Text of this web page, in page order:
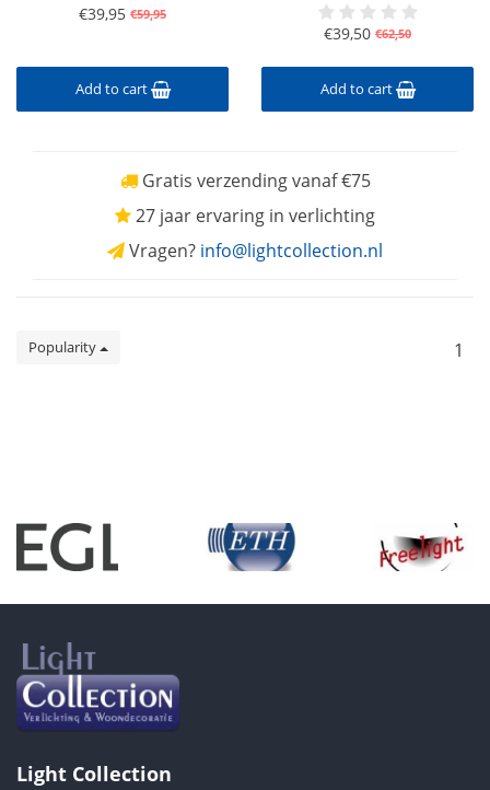
€39,95 €59,95
Add to cart
€39,50 €62,50
Add to cart
Gratis verzending vanaf €75
27 jaar ervaring in verlichting
Vragen? info@lightcollection.nl
Popularity 1
Light Collection